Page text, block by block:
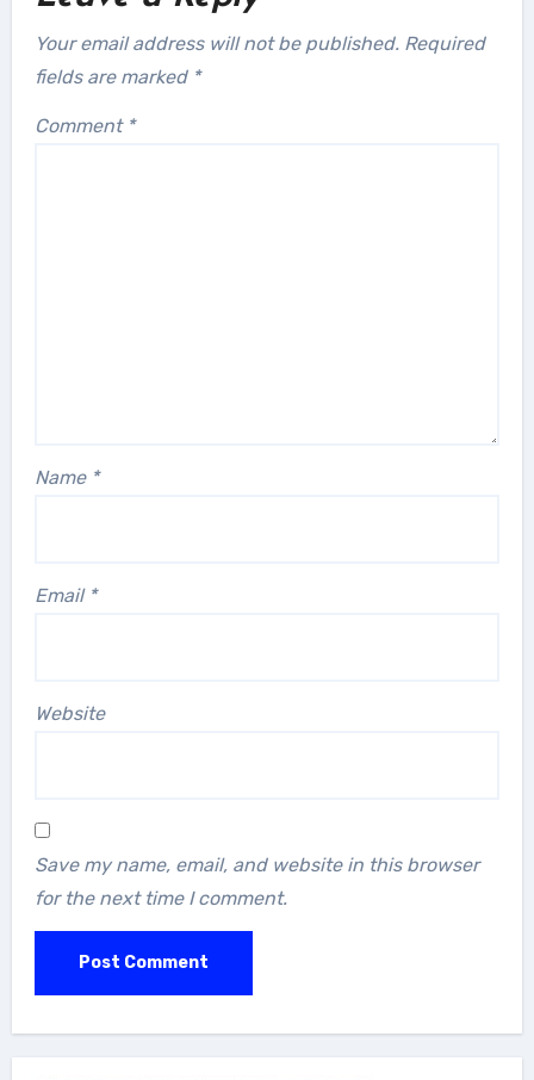
Your email address will not be published. Required
fields are marked *
Comment *
Name *
Email *
Website
Save my name, email, and website in this browser
for the next time I comment.